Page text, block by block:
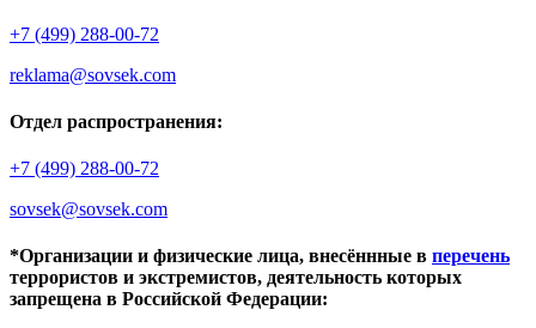
+7 (499) 288-00-72
reklama@sovsek.com
Отдел распространения:
+7 (499) 288-00-72
sovsek@sovsek.com
*Организации и физические лица, внесённные в перечень
террористов и экстремистов, деятельность которых
запрещена в Российской Федерации: